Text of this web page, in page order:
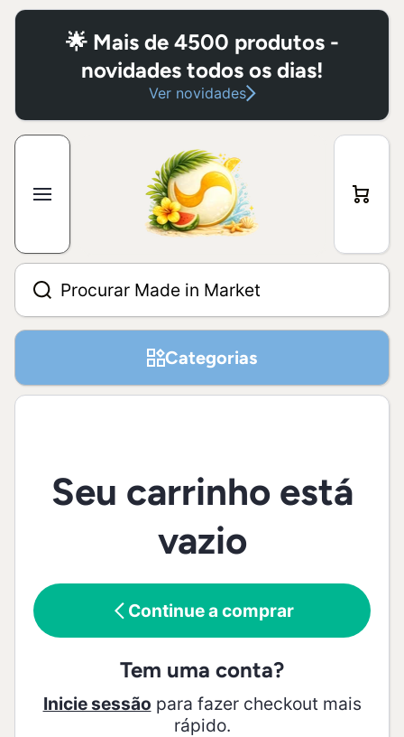
Ir para conteúdo
🌟 Mais de 4500 produtos -
novidades todos os dias!
Ver novidades
Procurar Made in Market
Carri
nho
Categorias
Seu carrinho está
vazio
Continue a comprar
Tem uma conta?
Inicie sessão para fazer checkout mais
rápido.